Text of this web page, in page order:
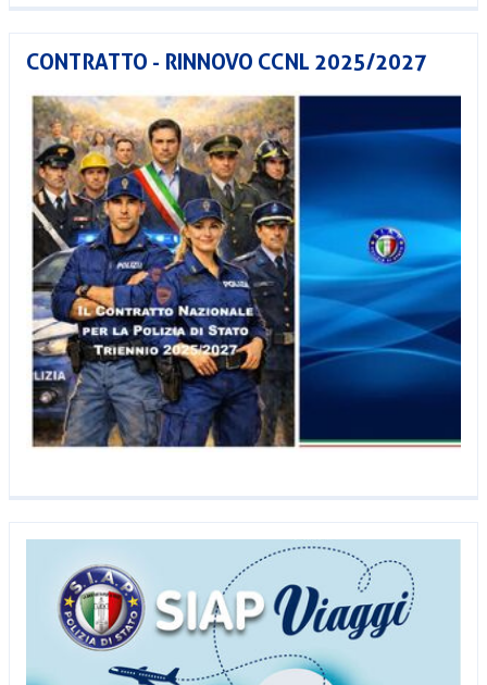
CONTRATTO - RINNOVO CCNL 2025/2027